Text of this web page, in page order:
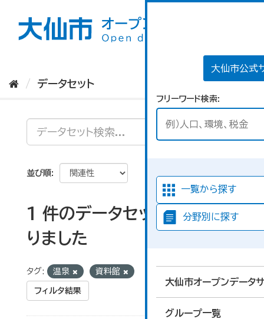
大仙市公式
フリーワード検索
一覧から探す
分野別に探す
大仙市オープンデータ
グループ一覧
データセット
並び順
1 件のデータセットが見つか
りました
タグ: 温泉 資料館
フィルタ結果